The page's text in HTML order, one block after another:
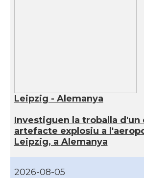
Leipzig - Alemanya
Investiguen la troballa d'un
artefacte explosiu a
Leipzig, a Alemanya
2026-08-05